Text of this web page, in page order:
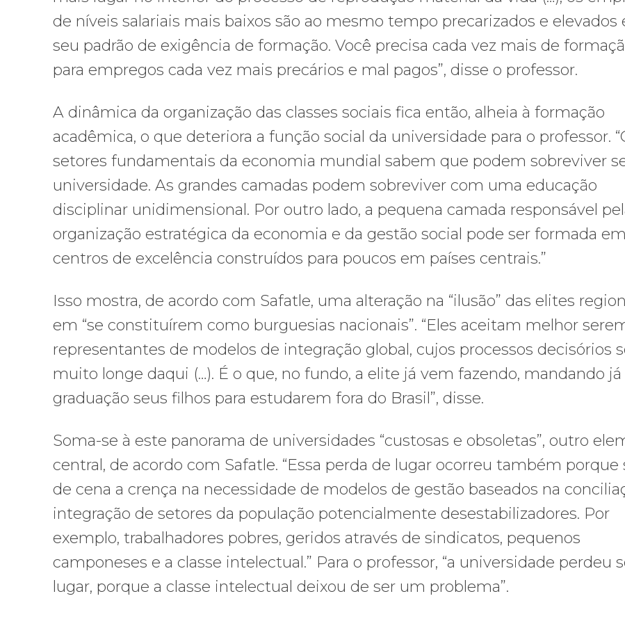
de níveis salariais mais baixos são ao mesmo tempo precarizados e elevados
seu padrão de exigência de formação. Você precisa cada vez mais de
para empregos cada vez mais precários e mal pagos”, disse o professor.
A dinâmica da organização das classes sociais fica então, alheia à formação
acadêmica, o que deteriora a função social da universidade para o professor.
setores fundamentais da economia mundial sabem que podem sobreviver
universidade. As grandes camadas podem sobreviver com uma educação
disciplinar unidimensional. Por outro lado, a pequena camada responsável
organização estratégica da economia e da gestão social pode ser formada em
centros de excelência construídos para poucos em países centrais.”
Isso mostra, de acordo com Safatle, uma alteração na “ilusão” das elites
em “se constituírem como burguesias nacionais”. “Eles aceitam melhor
representantes de modelos de integração global, cujos processos decisórios
muito longe daqui (…). É o que, no fundo, a elite já vem fazendo, mandando já
graduação seus filhos para estudarem fora do Brasil”, disse.
Soma-se à este panorama de universidades “custosas e obsoletas”, outro
central, de acordo com Safatle. “Essa perda de lugar ocorreu também porque
de cena a crença na necessidade de modelos de gestão baseados na
integração de setores da população potencialmente desestabilizadores. Por
exemplo, trabalhadores pobres, geridos através de sindicatos, pequenos
camponeses e a classe intelectual.” Para o professor, “a universidade perdeu
lugar, porque a classe intelectual deixou de ser um problema”.